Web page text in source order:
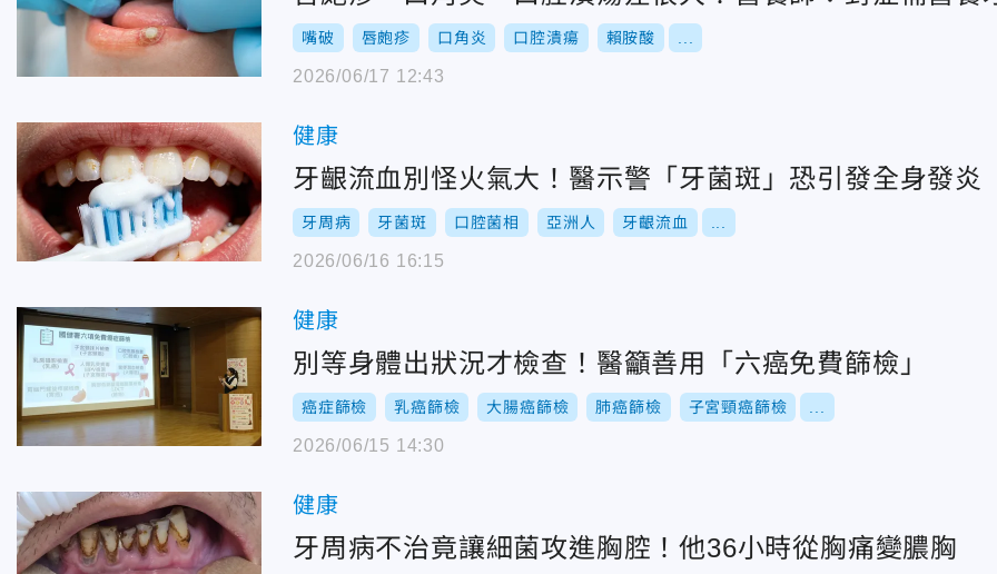
嘴破 唇皰疹 口角炎 口腔潰瘍 賴胺酸
2026/06/17 12:43
健康
牙齦流血別怪火氣大！醫示警「牙菌斑」恐引發全身發炎
牙周病 牙菌斑 口腔菌相 亞洲人 牙齦流血
2026/06/16 16:15
健康
別等身體出狀況才檢查！醫籲善用「六癌免費篩檢」
癌症篩檢 乳癌篩檢 大腸癌篩檢 肺癌篩檢 子宮頸癌篩檢
2026/06/15 14:30
健康
牙周病不治竟讓細菌攻進胸腔！他36小時從胸痛變膿胸